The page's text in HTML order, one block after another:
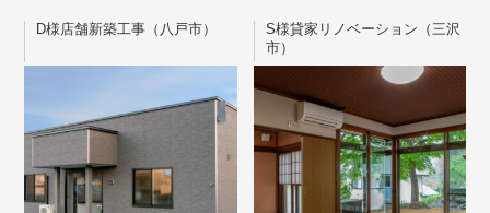
D様店舗新築工事（八戸市）
S様貸家リノベーション（三沢
市）